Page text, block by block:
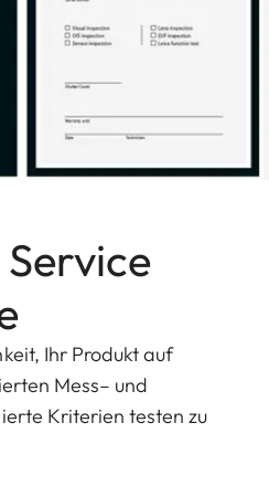
Ihr Produkt auf
Mess– und
Kriterien testen zu